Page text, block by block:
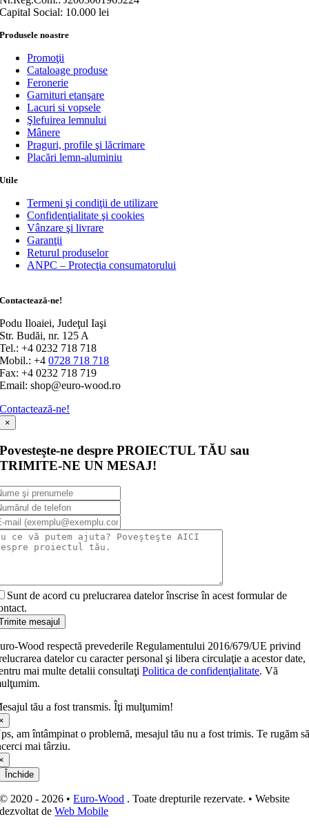
Capital Social: 10.000 lei
Produsele noastre
Promoţii
Cataloage produse
Feronerie
Garnituri etanşare
Lacuri si vopsele
Şlefuirea lemnului
Mânere
Praguri, profile şi lăcrimare
Placări lemn-aluminiu
Utile
Termeni şi condiţii de utilizare
Confidenţialitate şi cookies
Vânzare şi livrare
Garanţii
Returul produselor
ANPC – Protecţia consumatorului
Contactează-ne!
Podu Iloaiei, Judeţul Iaşi
Str. Budăi, nr. 125 A
Tel.: +4 0232 718 718
Mobil.: +40728 718 718
Fax: +4 0232 718 719
Email: shop@euro-wood.ro
Contactează-ne!
×
Povesteşte-ne despre PROIECTUL TĂU sau
TRIMITE-NE UN MESAJ!
Sunt de acord cu prelucrarea datelor înscrise în acest formular de
mesajul
Wood respectă prevederile Regulamentului 2016/679/UE privind
datelor cu caracter personal şi libera circulaţie a acestor date,
mai multe detalii consultaţiPolitica de confidenţialitate. Vă
tău a fost transmis. Îţi mulţumim!
am întâmpinat o problemă, mesajul tău nu a fost trimis. Te rugăm
mai târziu.
Închide
© 2020 - 2026 •Euro-Wood . Toate drepturile rezervate. • Website
dezvoltat deWeb Mobile